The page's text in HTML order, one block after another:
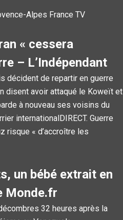
Alpes France TV
« cessera
– L’Indépendant
décident de repartir en guerre
disent avoir attaqué le Koweït et
à nouveau ses voisins du
internationalDIRECT. Guerre
risque « d’accroître les
un bébé extrait en
Monde.fr
32 heures après la